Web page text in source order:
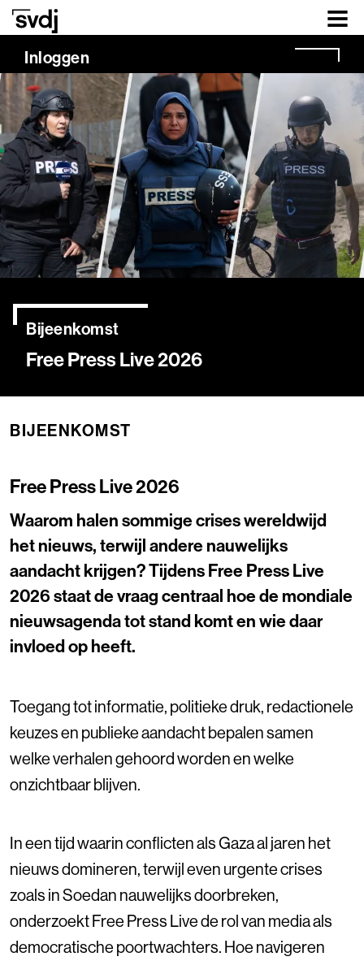
Naar hoofdinhoud
Inloggen
Bijeenkomst
Free Press Live 2026
Free Press Live 2026
BIJEENKOMST
Waarom halen sommige crises wereldwijd
het nieuws, terwijl andere nauwelijks
aandacht krijgen? Tijdens Free Press Live
2026 staat de vraag centraal hoe de mondiale
nieuwsagenda tot stand komt en wie daar
invloed op heeft.
Toegang tot informatie, politieke druk, redactionele
keuzes en publieke aandacht bepalen samen
welke verhalen gehoord worden en welke
onzichtbaar blijven.
In een tijd waarin conflicten als Gaza al jaren het
nieuws domineren, terwijl even urgente crises
zoals in Soedan nauwelijks doorbreken,
onderzoekt Free Press Live de rol van media als
democratische poortwachters. Hoe navigeren